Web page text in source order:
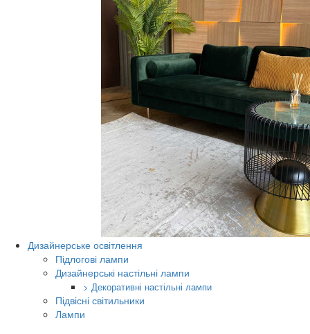
Дизайнерське освітлення
Підлогові лампи
Дизайнерські настільні лампи
> Декоративні настільні лампи
Підвісні світильники
Лампи